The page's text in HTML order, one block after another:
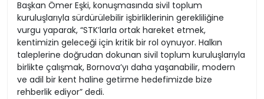
Başkan Ömer Eşki, konuşmasında sivil toplum
kuruluşlarıyla sürdürülebilir işbirliklerinin gerekliliğine
vurgu yaparak, “STK’larla ortak hareket etmek,
kentimizin geleceği için kritik bir rol oynuyor. Halkın
taleplerine doğrudan dokunan sivil toplum kuruluşlarıyla
birlikte çalışmak, Bornova’yı daha yaşanabilir, modern
ve adil bir kent haline getirme hedefimizde bize
rehberlik ediyor” dedi.